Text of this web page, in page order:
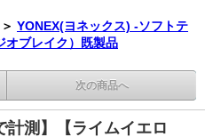
＞ YONEX(ヨネックス) -ソフトテ
オブレイク）既製品
次の商品へ
計測】【ライムイエロ